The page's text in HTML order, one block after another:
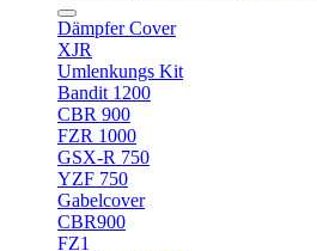
Dämpfer Cover
XJR
Umlenkungs Kit
Bandit 1200
CBR 900
FZR 1000
GSX-R 750
YZF 750
Gabelcover
CBR900
FZ1